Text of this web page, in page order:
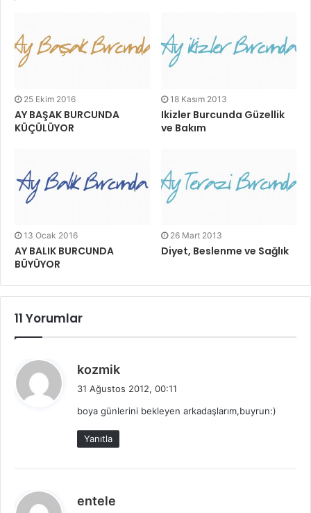
25 Ekim 2016
AY BAŞAK BURCUNDA
KÜÇÜLÜYOR
18 Kasım 2013
Ikizler Burcunda Güzellik
ve Bakım
13 Ocak 2016
AY BALIK BURCUNDA
BÜYÜYOR
26 Mart 2013
Diyet, Beslenme ve Sağlık
11 Yorumlar
kozmik
i
31 Ağustos 2012, 00:11
boya günlerini bekleyen arkadaşlarım,buyrun:)
Yanıtla
entele